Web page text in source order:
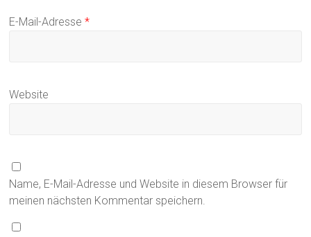
E-Mail-Adresse*
Website
Name, E-Mail-Adresse und Website in diesem Browser für
meinen nächsten Kommentar speichern.